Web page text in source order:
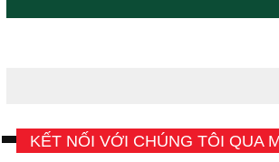
KẾT NỐI VỚI CHÚNG TÔI QUA